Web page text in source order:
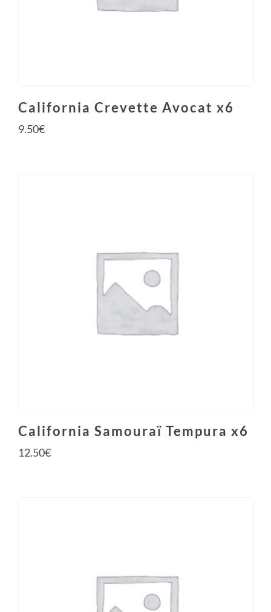
California Crevette Avocat x6
9.50€
California Samouraï Tempura x6
12.50€